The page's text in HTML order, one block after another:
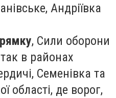
Андріївка
, Сили оборони
в районах
Семенівка та
області, де ворог,